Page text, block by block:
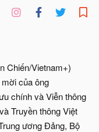
Chiến/Vietnam+)​
của ông
chính và Viễn thông
Truyền thông Việt
ương Đảng, Bộ